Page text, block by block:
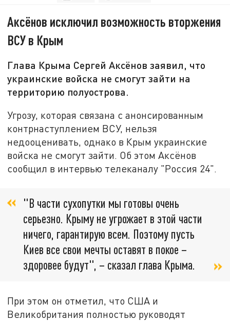
Аксёнов исключил возможность вторжения
ВСУ в Крым
Глава Крыма Сергей Аксёнов заявил, что
украинские войска не смогут зайти на
территорию полуострова.
Угрозу, которая связана с анонсированным
контрнаступлением ВСУ, нельзя
недооценивать, однако в Крым украинские
войска не смогут зайти. Об этом Аксёнов
сообщил в интервью телеканалу "Россия 24".
"В части сухопутки мы готовы очень
серьезно. Крыму не угрожает в этой части
ничего, гарантирую всем. Поэтому пусть
Киев все свои мечты оставят в покое –
здоровее будут", – сказал глава Крыма.
При этом он отметил, что США и
Великобритания полностью руководят